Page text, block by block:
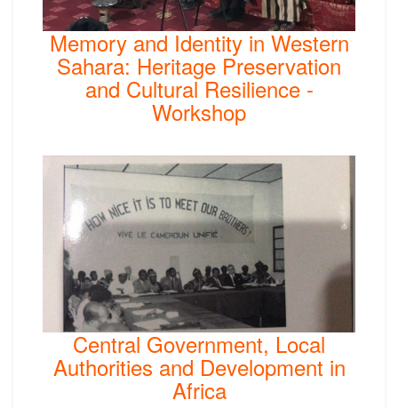
Memory and Identity in Western
Sahara: Heritage Preservation
and Cultural Resilience -
Workshop
Central Government, Local
Authorities and Development in
Africa